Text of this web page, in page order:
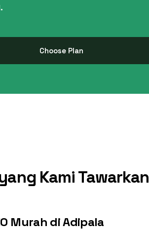
Choose Plan
Kami
Murah di Adipala